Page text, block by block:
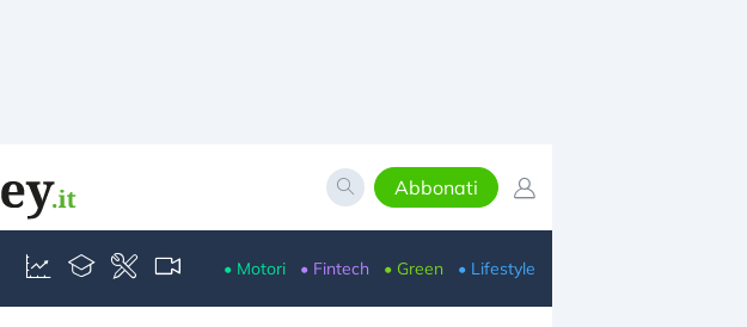
Abbonati
• Motori • Fintech • Green • Lifestyle